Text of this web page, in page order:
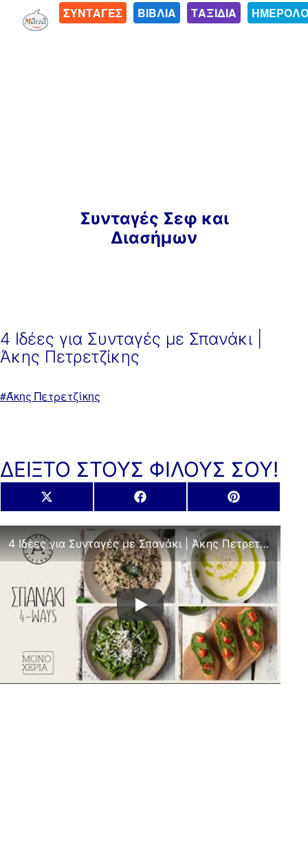
ΣΥΝΤΑΓΕΣ ΒΙΒΛΙΑ ΤΑΞΙΔΙΑ
Συνταγές Σεφ και
Διασήμων
4 Ιδέες για Συνταγές με Σπανάκι |
Άκης Πετρετζίκης
ΜεΆκης Πετρετζίκης
ΔΕΙΞΤΟ ΣΤΟΥΣ ΦΙΛΟΥΣ ΣΟΥ!
Share
on
X
(Twitter)
Share
on
Facebook
Share
on
Pinterest
4 Ιδέες για Συνταγές με Σπανάκι | Άκης Πετρετζίκης